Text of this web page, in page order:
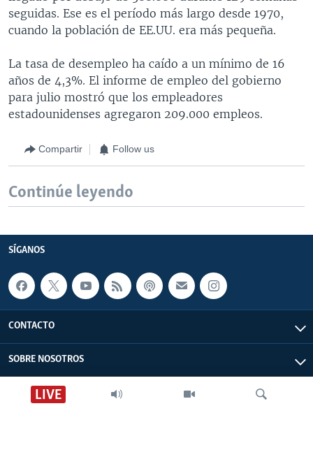
LIVE
seguidas. Ese es el período más largo desde 1970,
cuando la población de EE.UU. era más pequeña.
La tasa de desempleo ha caído a un mínimo de 16
años de 4,3%. El informe de empleo del gobierno
para julio mostró que los empleadores
estadounidenses agregaron 209.000 empleos.
Compartir Follow us
Continúe leyendo
SÍGANOS
CONTACTO
SOBRE NOSOTROS
ACCESIBILIDAD